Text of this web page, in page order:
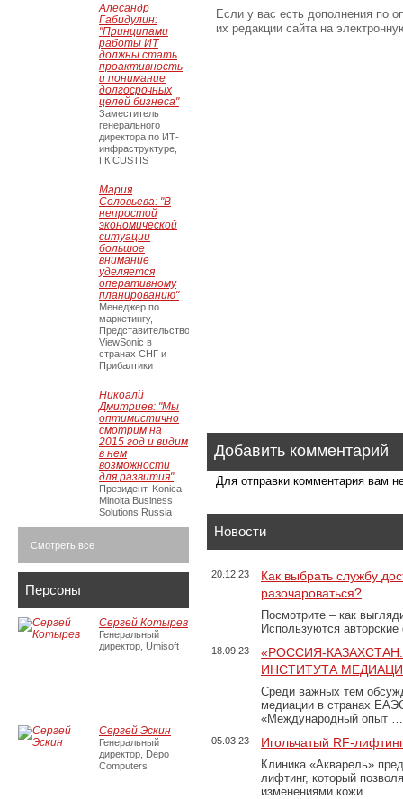
Если у вас есть дополнения по
их редакции сайта на
Добавить комментарий
Для отправки комментария вам
Новости
20.12.23
Как выбрать службу
разочароваться?
Посмотрите – как
Используются
18.09.23
«РОССИЯ-
ИНСТИТУТА
Среди важных тем
медиации в странах
«Международный опыт …
05.03.23 Игольчатый RF-
Клиника «Акварель»
лифтинг, который
изменениями кожи. …
Алесандр
Габидулин:
"Принципами
работы ИТ
должны стать
проактивность
и понимание
долгосрочных
целей бизнеса"
Заместитель
генерального
директора по ИТ-
инфраструктуре,
ГК CUSTIS
Мария
Соловьева: "В
непростой
экономической
ситуации
большое
внимание
уделяется
оперативному
планированию"
Менеджер по
маркетингу,
Представительство
ViewSonic в
странах СНГ и
Прибалтики
Никоалй
Дмитриев: "Мы
оптимистично
смотрим на
2015 год и видим
в нем
возможности
для развития"
Президент, Konica
Minolta Business
Solutions Russia
Смотреть все
Персоны
Сергей Котырев
Генеральный
директор, Umisoft
Сергей Эскин
Генеральный
директор, Depo
Computers